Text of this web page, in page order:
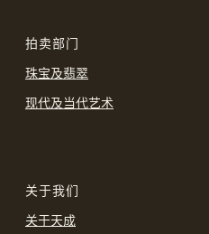
CNY
GBP
MYR
拍卖部门
珠宝及翡翠
现代及当代艺术
关于我们
关于天成